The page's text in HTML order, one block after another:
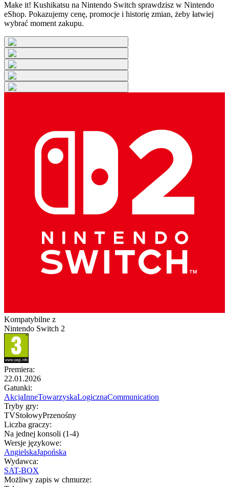
Make it! Kushikatsu na Nintendo Switch sprawdzisz w Nintendo
eShop. Pokazujemy cenę, promocje i historię zmian, żeby łatwiej
wybrać moment zakupu.
Kompatybilne z
Nintendo Switch 2
Premiera:
22.01.2026
Gatunki:
AkcjaInneTowarzyskaLogicznaCommunication
Tryby gry:
TVStołowyPrzenośny
Liczba graczy:
Na jednej konsoli (1-4)
Wersje językowe:
AngielskaJapońska
Wydawca:
SAT-BOX
Możliwy zapis w chmurze: